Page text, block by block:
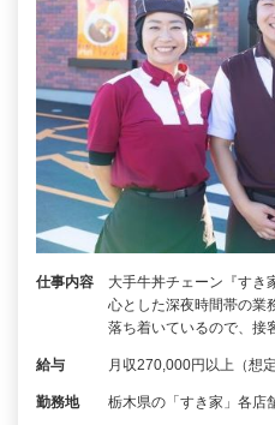
仕事内容
大手牛丼チェーン『すき
心とした深夜時間帯の業
落ち着いているので、接
給与 月収270,000円以上（想定
勤務地 栃木県の「すき家」各店